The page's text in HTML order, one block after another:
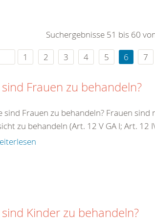
Uhr
Suchergebnisse 51 bis 60
1
2 3 4 5 6 7
Frauen zu behandeln?
sind Frauen zu behandeln? Frauen
zu behandeln (Art. 12 V GA I; Art. 12
Kinder zu behandeln?